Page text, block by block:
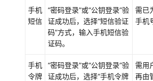
用
控
录
堡
手机
短信
“密码登录”或“公钥登录”验
证成功后，选择“短信验证
码”方式，输入手机短信验
证码。
需已
手机
手机
令牌
“密码登录”或“公钥登录”验
证成功后，选择“手机令牌
需用
再由